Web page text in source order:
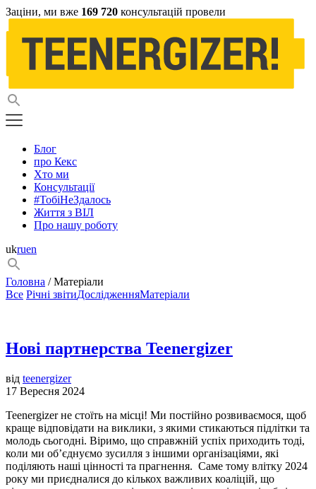
Заціни, ми вже 169 720 консультацій провели
Блог
про Кекс
Хто ми
Консультації
#ТобіНеЗдалось
Життя з ВІЛ
Про нашу роботу
ukruen
Головна / Матеріали
Все Річні звітиДослідженняМатеріали
Нові партнерства Teenergizer
від teenergizer
17 Вересня 2024
Teenergizer не стоїть на місці! Ми постійно розвиваємося, щоб
краще відповідати на виклики, з якими стикаються підлітки та
молодь сьогодні. Віримо, що справжній успіх приходить тоді,
коли ми об’єднуємо зусилля з іншими організаціями, які
поділяють наші цінності та прагнення. Саме тому влітку 2024
року ми приєдналися до кількох важливих коаліцій, що